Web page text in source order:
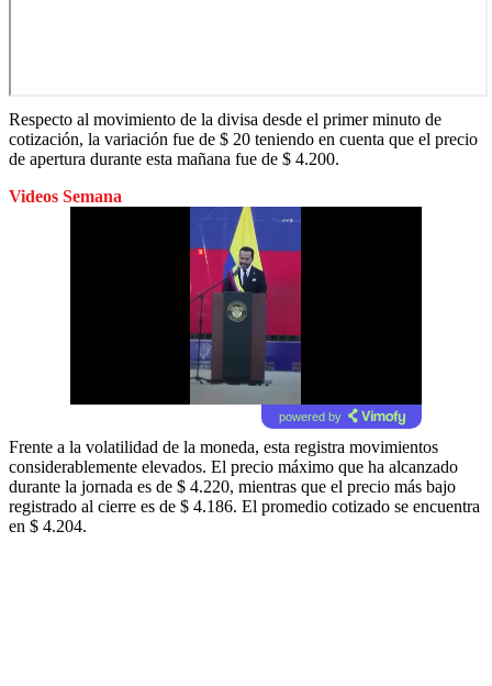
Respecto al movimiento de la divisa desde el primer minuto de
cotización, la variación fue de $ 20 teniendo en cuenta que el precio
de apertura durante esta mañana fue de $ 4.200.
Videos Semana
powered by
Frente a la volatilidad de la moneda, esta registra movimientos
considerablemente elevados. El precio máximo que ha alcanzado
durante la jornada es de $ 4.220, mientras que el precio más bajo
registrado al cierre es de $ 4.186. El promedio cotizado se encuentra
en $ 4.204.